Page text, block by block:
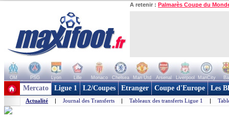
A retenir : Palmarès Coupe du
OM PSG Lyon Lille Monaco Chelsea Man Utd Arsenal Liverpool ManCity
+ de clubs
Mercato Ligue 1 L2/Coupes Etranger Coupe d'Europe Les
Actualité | Journal des Transferts | Tableaux des transferts Ligue 1 |